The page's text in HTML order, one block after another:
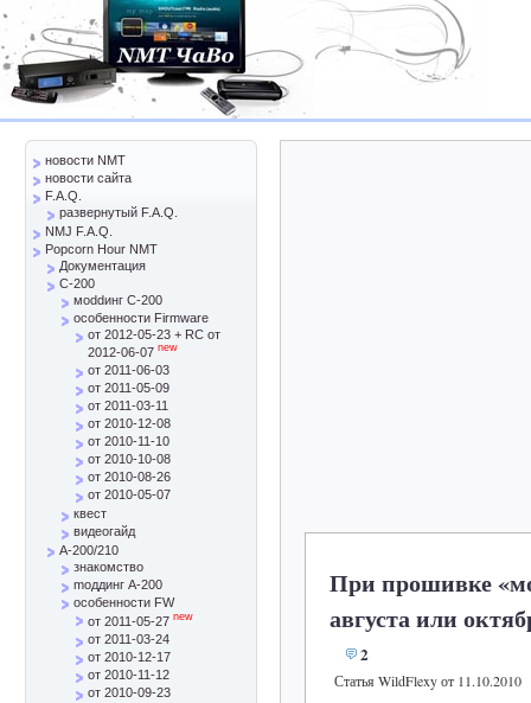
При прошивке
августа или
2
Статья WildFlexy от 11.10.2010
новости NMT
новости сайта
F.A.Q.
развернутый F.A.Q.
NMJ F.A.Q.
Popcorn Hour NMT
Документация
C-200
моddинг C-200
особенности Firmware
от 2012-05-23 + RC от
2012-06-07 new
от 2011-06-03
от 2011-05-09
от 2011-03-11
от 2010-12-08
от 2010-11-10
от 2010-10-08
от 2010-08-26
от 2010-05-07
квест
видеогайд
A-200/210
знакомство
mоддинг A-200
особенности FW
от 2011-05-27 new
от 2011-03-24
от 2010-12-17
от 2010-11-12
от 2010-09-23